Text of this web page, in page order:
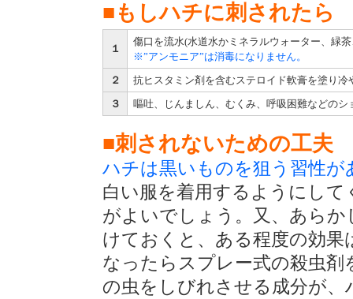
■もしハチに刺されたら
１
傷口を流水(水道水かミネラルウォーター、緑
※”アンモニア”は消毒になりません。
２
抗ヒスタミン剤を含むステロイド軟膏を塗り冷
３
嘔吐、じんましん、むくみ、呼吸困難などの
■刺されないための工夫
ハチは黒いものを狙う習性が
白い服を着用するようにし
がよいでしょう。又、あら
けておくと、ある程度の効
なったらスプレー式の殺虫
の虫をしびれさせる成分が